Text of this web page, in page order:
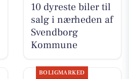
10 dyreste biler til
salg i nærheden af
Svendborg
Kommune
BOLIGMARKED